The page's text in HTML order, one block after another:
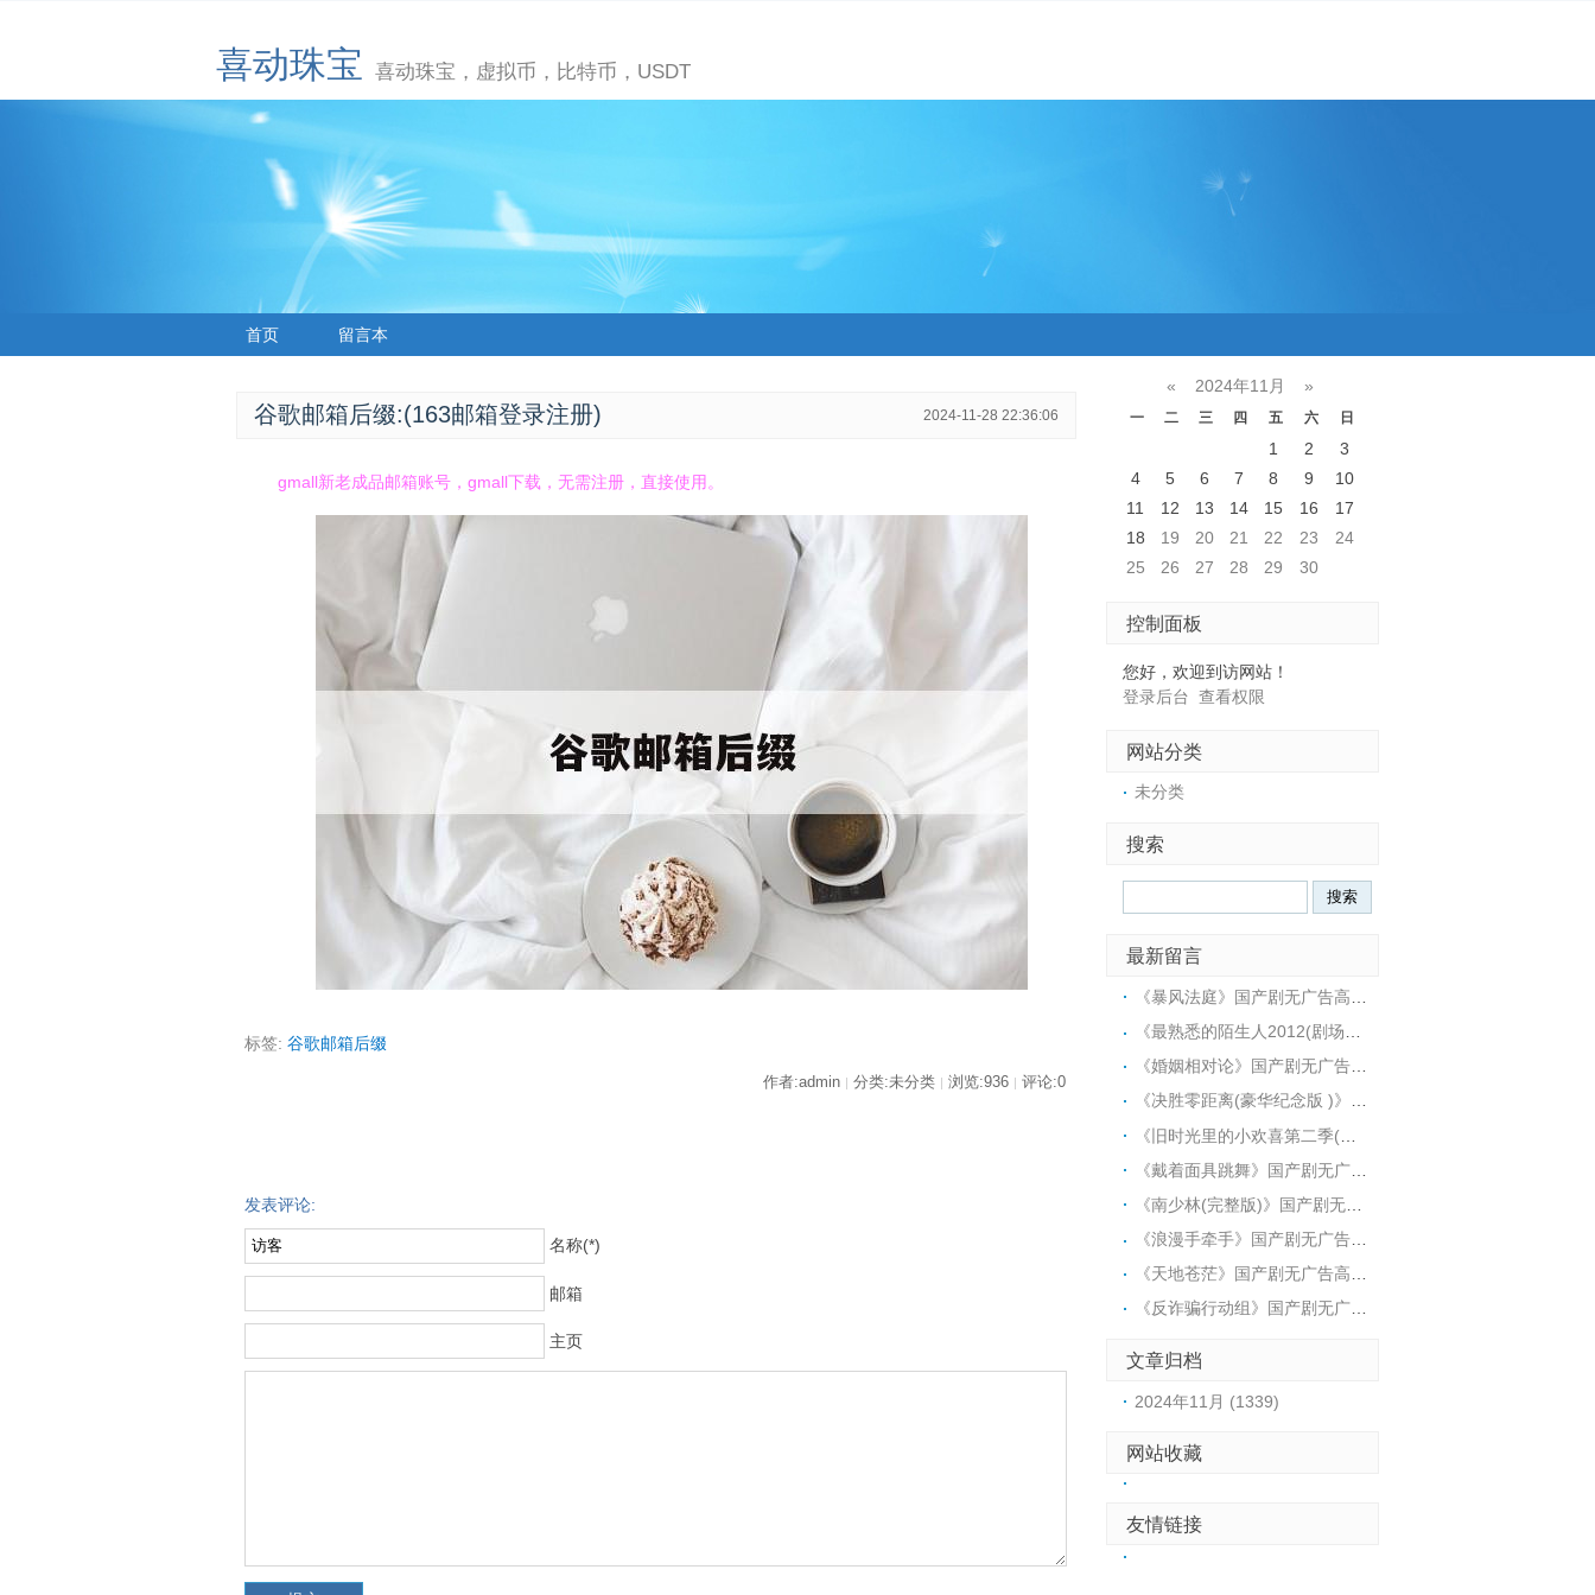
喜动珠宝 喜动珠宝，虚拟币，比特币，USDT
首页 留言本
谷歌邮箱后缀:(163邮箱登录注册) 2024-11-28 22:36:06
gmall新老成品邮箱账号，gmall下载，无需注册，直接使用。
标签:谷歌邮箱后缀
作者:admin | 分类:未分类 | 浏览:936 | 评论:0
发表评论:
名称(*)
邮箱
主页
« 2024年11月 »
一 二 三 四 五 六 日
1 2
3
4
5 6 7 8 9
10
11
12 13 14 15 16
17
18
19 20 21 22 23
24
25
26 27 28 29 30
控制面板
您好，欢迎到访网站！
登录后台 查看权限
网站分类
未分类
搜索
最新留言
《决胜零距离(豪华纪念版 )》国产剧无广告高清版：https://www.jinzhuqq.com/dyvideo/128807.html
《天地苍茫》国产剧无广告高清版：https://www.jinzhuqq.com/dyvideo/128800.html
《反诈骗行动组》国产剧无广告高清版：https://www.jinzhuqq.com/dyvideo/128796.html
文章归档
2024年11月 (1339)
网站收藏
友情链接